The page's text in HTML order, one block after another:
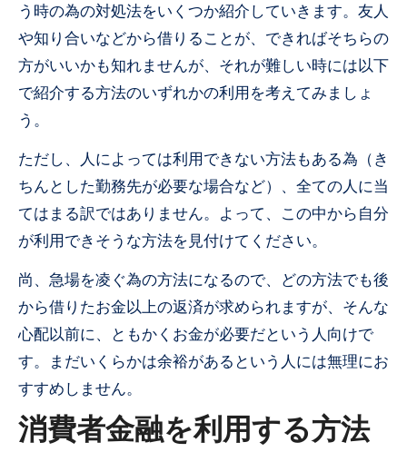
う時の為の対処法をいくつか紹介していきます。友人
や知り合いなどから借りることが、できればそちらの
方がいいかも知れませんが、それが難しい時には以下
で紹介する方法のいずれかの利用を考えてみましょ
う。
ただし、人によっては利用できない方法もある為（き
ちんとした勤務先が必要な場合など）、全ての人に当
てはまる訳ではありません。よって、この中から自分
が利用できそうな方法を見付けてください。
尚、急場を凌ぐ為の方法になるので、どの方法でも後
から借りたお金以上の返済が求められますが、そんな
心配以前に、ともかくお金が必要だという人向けで
す。まだいくらかは余裕があるという人には無理にお
すすめしません。
消費者金融を利用する方法